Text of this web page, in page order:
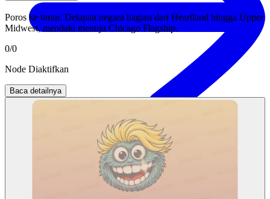
Poros ke timur. Delapan negara bagian dari Heartland hingga Upper
Midwest, mendaki menuju Chicago Flagship.
0/0
Node Diaktifkan
Baca detailnya
Tentang Wadoozie